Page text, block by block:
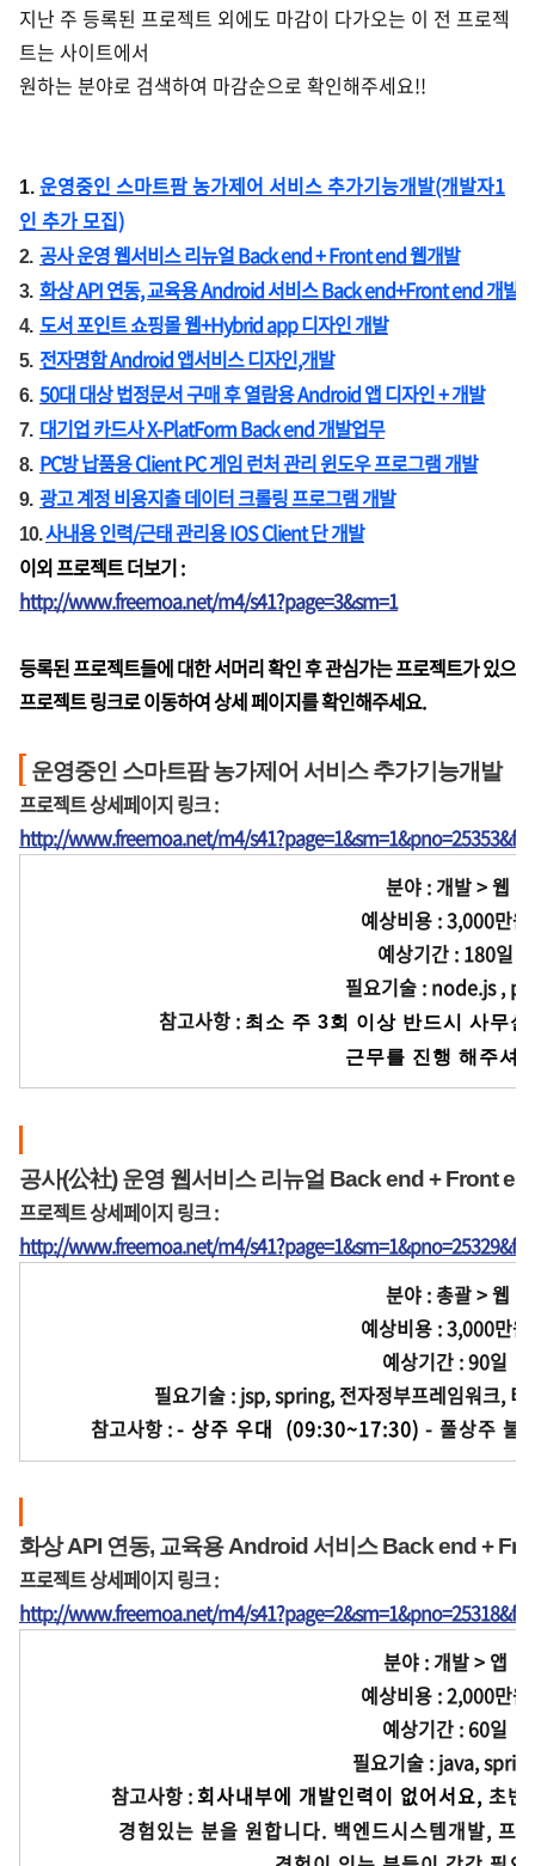
지난 주 등록된 프로젝트 외에도 마감이 다가오는 이 전 프로젝
트는 사이트에서
원하는 분야로 검색하여 마감순으로 확인해주세요!!
1. 운영중인 스마트팜 농가제어 서비스 추가기능개발(개발자1
인 추가 모집)
2. 공사 운영 웹서비스 리뉴얼 Back end + Front end 웹개발
3. 화상 API 연동, 교육용 Android 서비스 Back end+Front end 개발
4. 도서 포인트 쇼핑몰 웹+Hybrid app 디자인 개발
5. 전자명함 Android 앱서비스 디자인,개발
6. 50대 대상 법정문서 구매 후 열람용 Android 앱 디자인 + 개발
7. 대기업 카드사 X-PlatForm Back end 개발업무
8. PC방 납품용 Client PC 게임 런처 관리 윈도우 프로그램 개발
9. 광고 계정 비용지출 데이터 크롤링 프로그램 개발
10.사내용 인력/근태 관리용 IOS Client 단 개발
이외 프로젝트 더보기 :
http://www.freemoa.net/m4/s41?page=3&sm=1
등록된 프로젝트들에 대한 서머리 확인 후 관심가는 프로젝트가 있으
프로젝트 링크로 이동하여 상세 페이지를 확인해주세요.
운영중인 스마트팜 농가제어 서비스 추가기능개발
프로젝트 상세페이지 링크 :
http://www.freemoa.net/m4/
분야 : 개발 > 웹
예상비용 : 3,000만원
예상기간 : 180일
필요기술 : node.js ,
참고사항 : 최소 주 3회 이상 반드시 사무
근무를 진행 해
공사(公社) 운영 웹서비스 리뉴얼 Back end + Front
프로젝트 상세페이지 링크 :
http://www.freemoa.net/m4/
분야 : 총괄 > 웹
예상비용 : 3,000만원
예상기간 : 90일
필요기술 : jsp, spring, 전자정부프레임워크,
참고사항 :- 상주 우대  (09:30~17:30) - 풀상주 불
화상 API 연동, 교육용 Android 서비스 Back end +
프로젝트 상세페이지 링크 :
http://www.freemoa.net/m4/
분야 : 개발 > 앱
예상비용 : 2,000만원
예상기간 : 60일
필요기술 : java,
참고사항 : 회사내부에 개발인력이 없어서요, 초반
        경험있는 분을 원합니다.
백엔드시스템개발, 프